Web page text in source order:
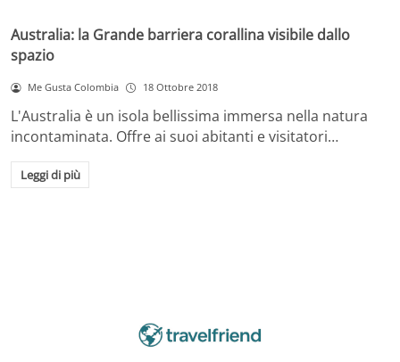
Australia: la Grande barriera corallina visibile dallo
spazio
Me Gusta Colombia 18 Ottobre 2018
L'Australia è un isola bellissima immersa nella natura
incontaminata. Offre ai suoi abitanti e visitatori…
Leggi di più